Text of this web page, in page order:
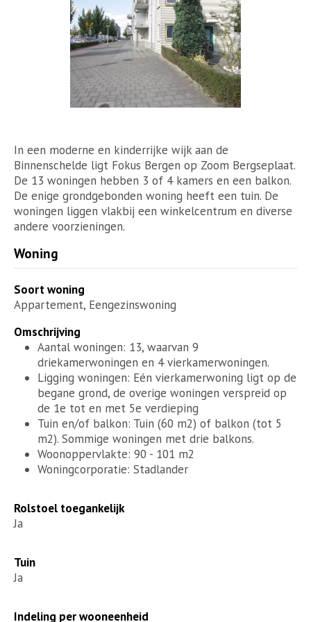
In een moderne en kinderrijke wijk aan de
Binnenschelde ligt Fokus Bergen op Zoom Bergseplaat.
De 13 woningen hebben 3 of 4 kamers en een balkon.
De enige grondgebonden woning heeft een tuin. De
woningen liggen vlakbij een winkelcentrum en diverse
andere voorzieningen.
Woning
Soort woning
Appartement, Eengezinswoning
Omschrijving
Aantal woningen: 13, waarvan 9
driekamerwoningen en 4 vierkamerwoningen.
Ligging woningen: Eén vierkamerwoning ligt op de
begane grond, de overige woningen verspreid op
de 1e tot en met 5e verdieping
Tuin en/of balkon: Tuin (60 m2) of balkon (tot 5
m2). Sommige woningen met drie balkons.
Woonoppervlakte: 90 - 101 m2
Woningcorporatie: Stadlander
Rolstoel toegankelijk
Ja
Tuin
Ja
Indeling per wooneenheid